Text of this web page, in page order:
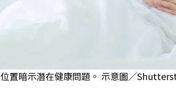
置暗示潛在健康問題。 示意圖／